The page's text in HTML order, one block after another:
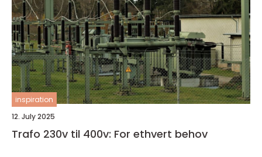
inspiration
12. July 2025
Trafo 230v til 400v: For ethvert behov